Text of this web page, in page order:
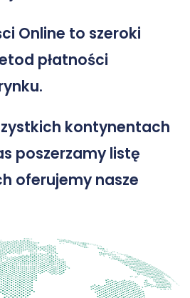
Online to szeroki
płatności
kontynentach
poszerzamy listę
oferujemy nasze